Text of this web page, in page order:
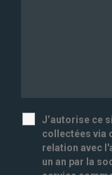
J’autorise ce
collectées via
relation avec
un an par la